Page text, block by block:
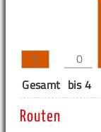
5 0
Gesamt bis 4
Routen